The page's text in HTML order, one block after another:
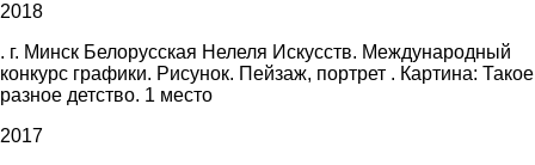
2018
. г. Минск Белорусская Нелеля Искусств. Международный
конкурс графики. Рисунок. Пейзаж, портрет . Картина: Такое
разное детство. 1 место
2017